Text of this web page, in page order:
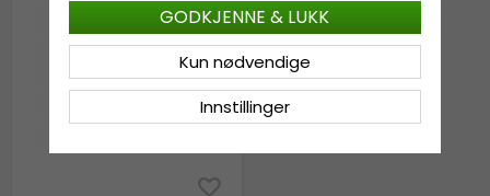
Innstillinger
Kun nødvendige
GODKJENNE & LUKK